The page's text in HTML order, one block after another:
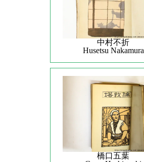
中村不折
Husetsu Nakamura
橋口五葉